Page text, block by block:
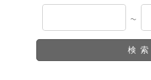
～
検索